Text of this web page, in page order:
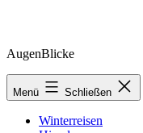
Zum
springen
AugenBlicke
Menü Schließen
Winterreisen